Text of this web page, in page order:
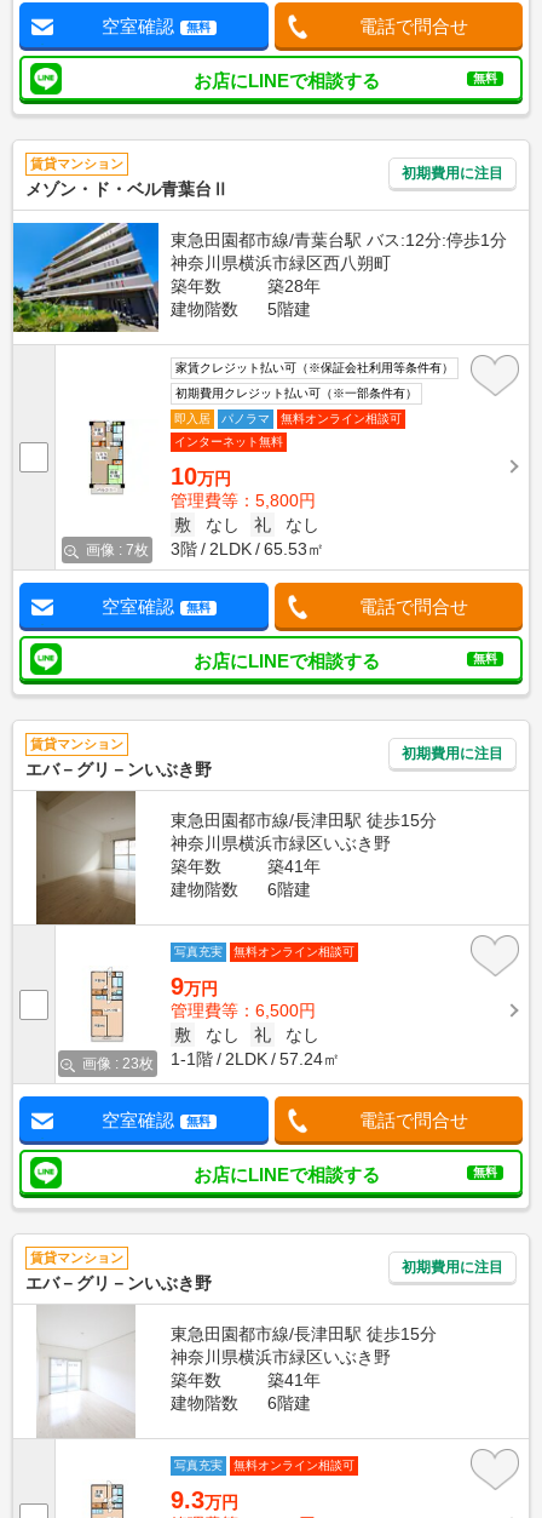
空室確認 無料 電話で問合せ
お店にLINEで相談する 無料
賃貸マンション
メゾン・ド・ベル青葉台Ⅱ
初期費用に注目
東急田園都市線/青葉台駅 バス:12分:停歩1分
神奈川県横浜市緑区西八朔町
築年数
築28年
建物階数
5階建
画像 : 7枚
家賃クレジット払い可（※保証会社利用等条件有）
初期費用クレジット払い可（※一部条件有）
即入居
パノラマ
無料オンライン相談可
インターネット無料
10万円
管理費等：5,800円
敷
なし 礼
なし
3階
2LDK 65.53㎡
空室確認 無料 電話で問合せ
お店にLINEで相談する 無料
賃貸マンション
エバ－グリ－ンいぶき野
初期費用に注目
東急田園都市線/長津田駅 徒歩15分
神奈川県横浜市緑区いぶき野
築年数
築41年
建物階数
6階建
画像 : 23枚
写真充実 無料オンライン相談可
9万円
管理費等：6,500円
敷
なし 礼
なし
1-1階
2LDK 57.24㎡
空室確認 無料 電話で問合せ
お店にLINEで相談する 無料
賃貸マンション
エバ－グリ－ンいぶき野
初期費用に注目
東急田園都市線/長津田駅 徒歩15分
神奈川県横浜市緑区いぶき野
築年数
築41年
建物階数
6階建
写真充実 無料オンライン相談可
9.3万円